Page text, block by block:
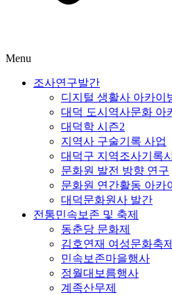
Menu
조사연구발간
디지털 생활사 아카이
대덕 도시역사문화 아
대덕학 시즌2
지역사 구술기록 사업
대덕구 지역조사기록
문화원 발전 방향 연구
문화원 연간활동 아카
대덕문화원사 발간
전통민속보존 및 축제
동춘당 문화제
김호연재 여성문화축제
민속보존마을행사
정월대보름행사
계족산무제